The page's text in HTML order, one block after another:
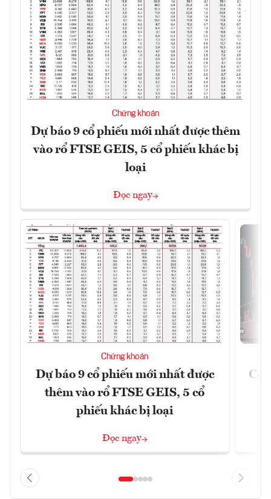
Chứng khoán
Dự báo 9 cổ phiếu mới nhất được thêm
vào rổ FTSE GEIS, 5 cổ phiếu khác bị
loại
Đọc ngay
Chứng khoán
Dự báo 9 cổ phiếu mới nhất được
thêm vào rổ FTSE GEIS, 5 cổ
phiếu khác bị loại
Đọc ngay
Có